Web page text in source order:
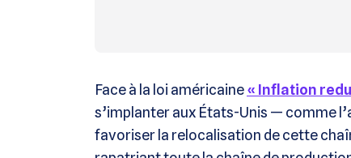
Face à la loi américaine« Inflation
s’implanter aux États-Unis — comme
favoriser la relocalisation de cette